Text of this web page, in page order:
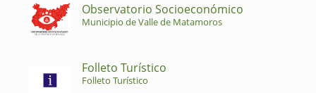
Observatorio Socioeconómico
Municipio de Valle de Matamoros
Folleto Turístico
Folleto Turístico